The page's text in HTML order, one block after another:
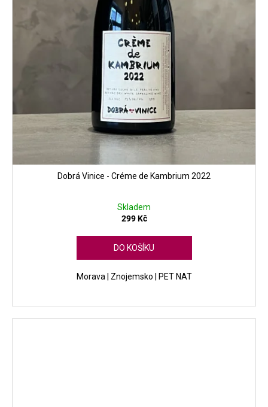
Dobrá Vinice - Créme de Kambrium 2022
Skladem
299 Kč
DO KOŠÍKU
Morava | Znojemsko | PET NAT